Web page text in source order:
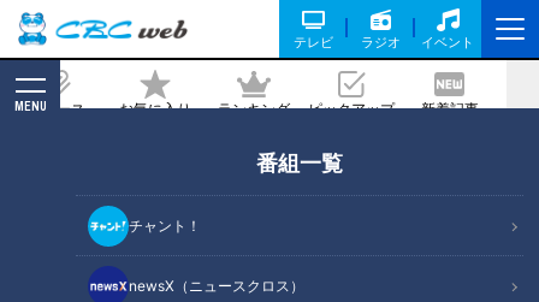
テレビ ラジオ イベント
ニュース お気に入り ランキング ピックアップ 新着記事
MENU
番組一覧
チャント！
newsX（ニュースクロス）
への希望と背番号「７」の行方
2022/10/03 17:05